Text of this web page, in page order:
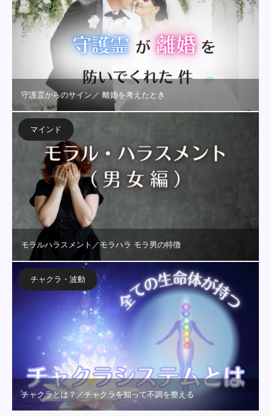
守護霊からのサイン／ 離婚を考えたとき
マインド
モラルハラスメント／モラハラ モラ男の特徴
チャクラ・波動
チャクラとは？／チャクラを知って不調を整える